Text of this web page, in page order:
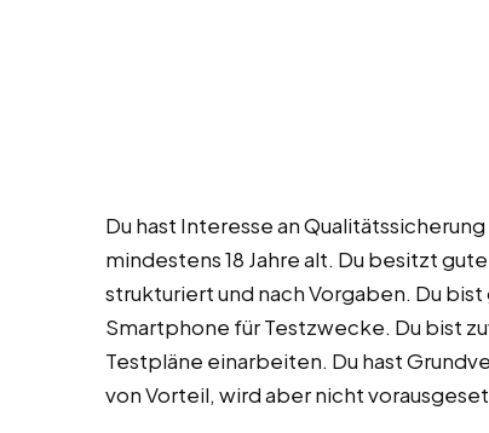
Du hast Interesse an
mindestens 18 Jahre alt. Du besitzt
strukturiert und nach Vorgaben. Du
Smartphone für Testzwecke. Du bist
Testpläne einarbeiten. Du hast
von Vorteil, wird aber nicht